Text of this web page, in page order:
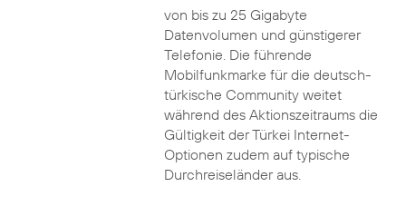
von bis zu 25 Gigabyte
Datenvolumen und günstigerer
Telefonie. Die führende
Mobilfunkmarke für die deutsch-
türkische Community weitet
während des Aktionszeitraums die
Gültigkeit der Türkei Internet-
Optionen zudem auf typische
Durchreiseländer aus.